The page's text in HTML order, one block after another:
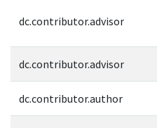
dc.contributor.advisor
dc.contributor.advisor
dc.contributor.author